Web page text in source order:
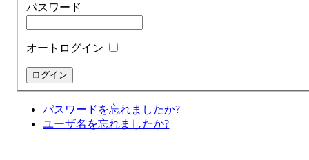
パスワード
オートログイン
パスワードを忘れましたか?
ユーザ名を忘れましたか?